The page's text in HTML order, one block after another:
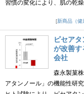
習慣の変化により、肌の乾
新商品（健
ピセア
が改善す
会社
森永製菓
アタンノール」の機能性研